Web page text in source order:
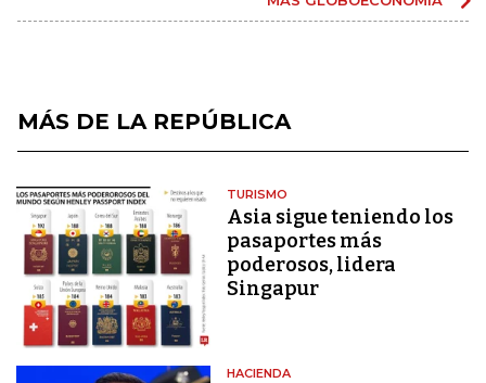
MÁS DE LA REPÚBLICA
TURISMO
Asia sigue teniendo los
pasaportes más
poderosos, lidera
Singapur
HACIENDA